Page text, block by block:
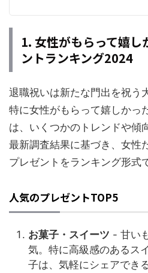
1. 女性がもらって嬉し
ントランキング2024
退職祝いは新たな門出を祝う
特に女性がもらって嬉しかっ
は、いくつかのトレンドや傾
最新調査結果に基づき、女性
プレゼントをランキング形式
人気のプレゼントTOP5
お菓子・スイーツ - 甘い
気。特に高級感のあるス
子は、気軽にシェアでき